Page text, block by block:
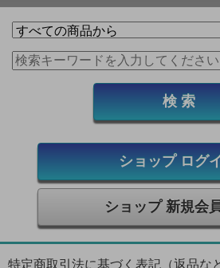
ショップ ログ
ショップ 新規会
特定商取引法に基づく表記（返品な